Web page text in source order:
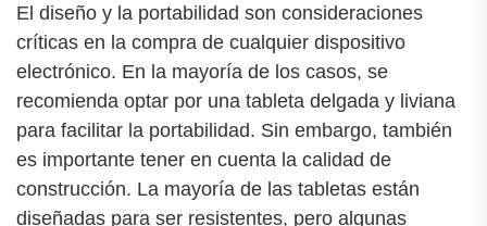
El diseño y la portabilidad son consideraciones
críticas en la compra de cualquier dispositivo
electrónico. En la mayoría de los casos, se
recomienda optar por una tableta delgada y liviana
para facilitar la portabilidad. Sin embargo, también
es importante tener en cuenta la calidad de
construcción. La mayoría de las tabletas están
diseñadas para ser resistentes, pero algunas